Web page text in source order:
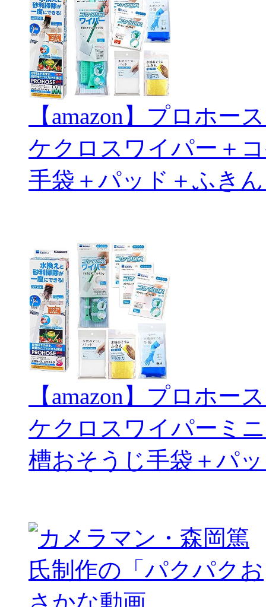
【amazon】プロホ
ケクロスワイパー＋
手袋＋パッド＋ふき
【amazon】プロホー
ケクロスワイパーミ
槽おそうじ手袋＋パ